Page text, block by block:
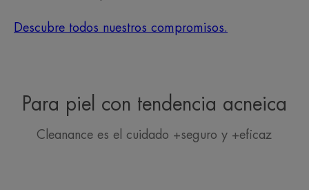
Descubre todos nuestros compromisos.
Para piel con tendencia acneica
Cleanance es el cuidado +seguro y +eficaz